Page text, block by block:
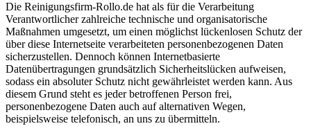
Die Reinigungsfirm-Rollo.de hat als für die Verarbeitung
Verantwortlicher zahlreiche technische und organisatorische
Maßnahmen umgesetzt, um einen möglichst lückenlosen Schutz der
über diese Internetseite verarbeiteten personenbezogenen Daten
sicherzustellen. Dennoch können Internetbasierte
Datenübertragungen grundsätzlich Sicherheitslücken aufweisen,
sodass ein absoluter Schutz nicht gewährleistet werden kann. Aus
diesem Grund steht es jeder betroffenen Person frei,
personenbezogene Daten auch auf alternativen Wegen,
beispielsweise telefonisch, an uns zu übermitteln.